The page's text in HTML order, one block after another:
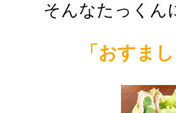
そんなたっくん
「おすま